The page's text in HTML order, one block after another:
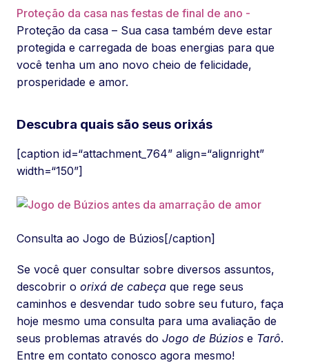
Proteção da casa nas festas de final de ano -
Proteção da casa – Sua casa também deve estar
protegida e carregada de boas energias para que
você tenha um ano novo cheio de felicidade,
prosperidade e amor.
Descubra quais são seus orixás
[caption id=“attachment_764” align=“alignright”
width=“150”]
Consulta ao Jogo de Búzios[/caption]
Se você quer consultar sobre diversos assuntos,
descobrir o orixá de cabeça que rege seus
caminhos e desvendar tudo sobre seu futuro, faça
hoje mesmo uma consulta para uma avaliação de
seus problemas através do Jogo de Búzios e Tarô.
Entre em contato conosco agora mesmo!